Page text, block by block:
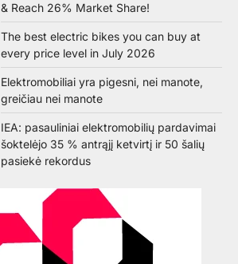
& Reach 26% Market Share!
The best electric bikes you can buy at
every price level in July 2026
Elektromobiliai yra pigesni, nei manote,
greičiau nei manote
IEA: pasauliniai elektromobilių pardavimai
šoktelėjo 35 % antrąjį ketvirtį ir 50 šalių
pasiekė rekordus